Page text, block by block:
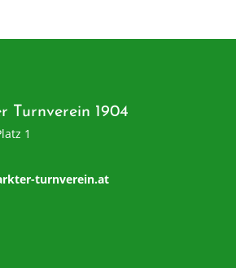
Turnverein 1904
1
turnverein.at